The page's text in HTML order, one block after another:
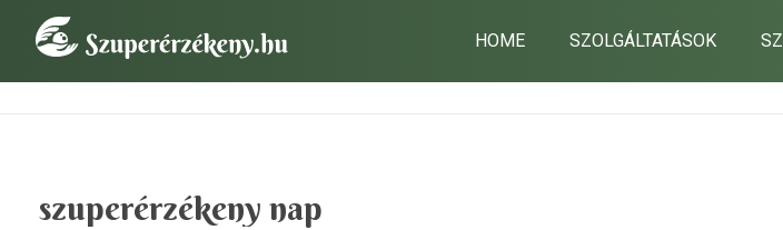
HOME SZOLGÁLTATÁSOK
szuperérzékeny nap